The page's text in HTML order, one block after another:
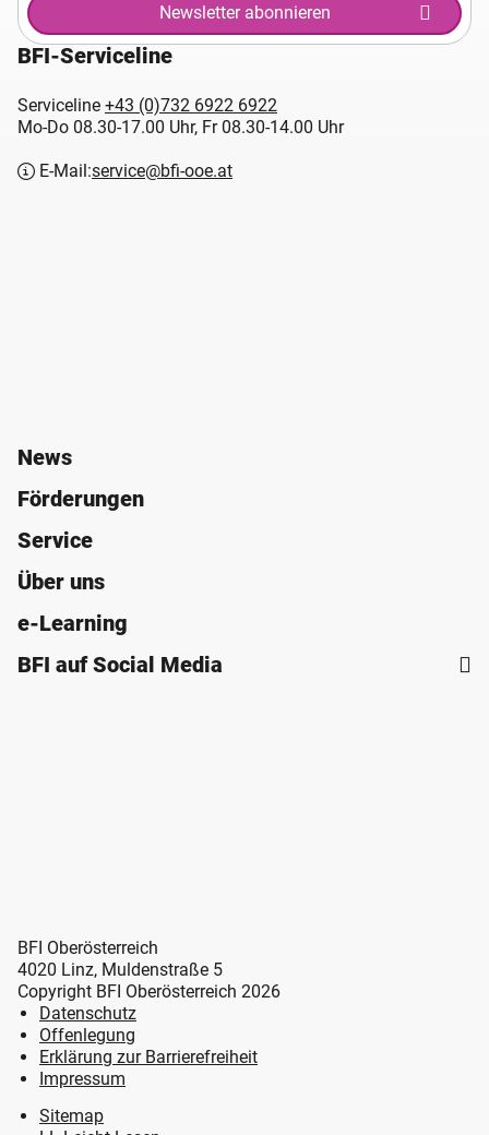
Newsletter abonnieren
BFI-Serviceline
Serviceline +43 (0)732 6922 6922
Mo-Do 08.30-17.00 Uhr, Fr 08.30-14.00 Uhr
E-Mail:service@bfi-ooe.at
News
Förderungen
Service
Über uns
e-Learning
BFI auf Social Media
BFI Oberösterreich
4020 Linz, Muldenstraße 5
Copyright BFI Oberösterreich 2026
Datenschutz
Offenlegung
Erklärung zur Barrierefreiheit
Impressum
Sitemap